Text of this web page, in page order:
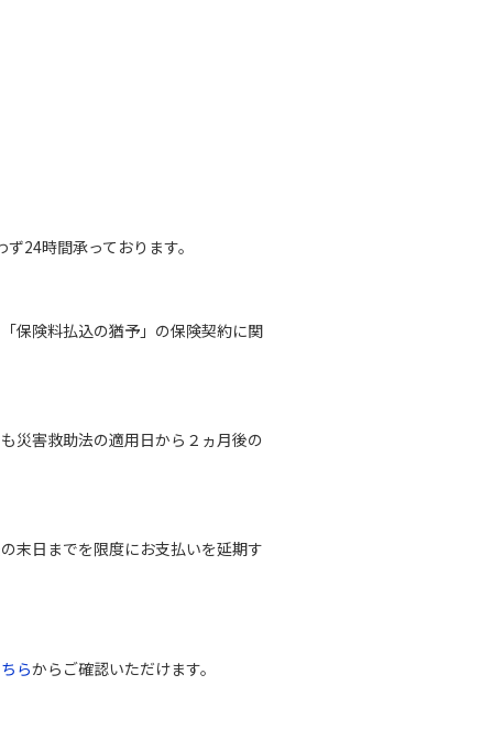
24時間承っております。
保険料払込の猶予」の保険契約に関
災害救助法の適用日から２ヵ月後の
末日までを限度にお支払いを延期す
らからご確認いただけます。